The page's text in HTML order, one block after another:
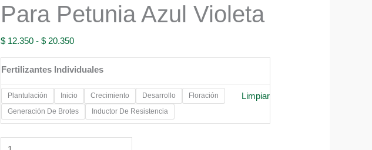
Para Petunia Azul Violeta
$ 12.350 - $ 20.350Rango
de
precios:
desde
$ 12.350
hasta
$ 20.350
Fertilizantes Individuales
Plantulación Inicio Crecimiento Desarrollo
Floración
Generación De Brotes
Inductor De Resistencia
Limpiar
Fertilizantes